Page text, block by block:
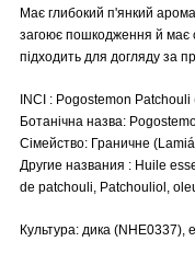
Має глибокий п'янкий
загоює пошкодження й має
підходить для догляду за
INCI : Pogostemon Patchouli
Ботанічна назва:
Сімейство: Граничне
Другие названия : Huile
de patchouli, Patchouliol,
Культура: дика (NHE0337),